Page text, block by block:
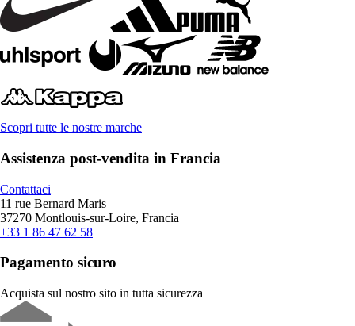
Scopri tutte le nostre marche
Assistenza post-vendita in Francia
Contattaci
11 rue Bernard Maris
37270 Montlouis-sur-Loire, Francia
+33 1 86 47 62 58
Pagamento sicuro
Acquista sul nostro sito in tutta sicurezza